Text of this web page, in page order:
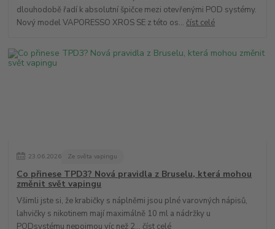
dlouhodobě řadí k absolutní špičce mezi otevřenými POD systémy.
Nový model VAPORESSO XROS SE z této os... číst celé
23.06.2026 Ze světa vapingu
Co přinese TPD3? Nová pravidla z Bruselu, která mohou
změnit svět vapingu
Všimli jste si, že krabičky s náplněmi jsou plné varovných nápisů,
lahvičky s nikotinem mají maximálně 10 ml a nádržky u
PODsystému nepojmou víc než 2... číst celé